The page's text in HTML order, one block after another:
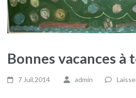
Bonnes vacances à
7 Juil,2014 admin